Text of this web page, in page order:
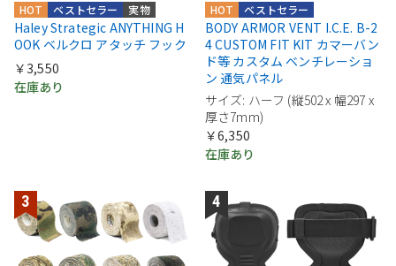
実物
ベストセラー
HOT
Haley Strategic ANYTHING H
OOK ベルクロ アタッチ フック
￥3,550
在庫あり
ベストセラー
HOT
BODY ARMOR VENT I.C.E. B-2
4 CUSTOM FIT KIT カマーバン
ド等 カスタム ベンチレーショ
ン 通気パネル
サイズ: ハーフ (縦502 x 幅297 x
厚さ7mm)
￥6,350
在庫あり